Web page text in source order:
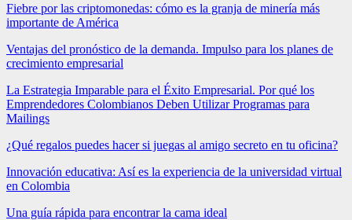
Fiebre por las criptomonedas: cómo es la granja de minería más
importante de América
Ventajas del pronóstico de la demanda. Impulso para los planes de
crecimiento empresarial
La Estrategia Imparable para el Éxito Empresarial. Por qué los
Emprendedores Colombianos Deben Utilizar Programas para
Mailings
¿Qué regalos puedes hacer si juegas al amigo secreto en tu oficina?
Innovación educativa: Así es la experiencia de la universidad virtual
en Colombia
Una guía rápida para encontrar la cama ideal